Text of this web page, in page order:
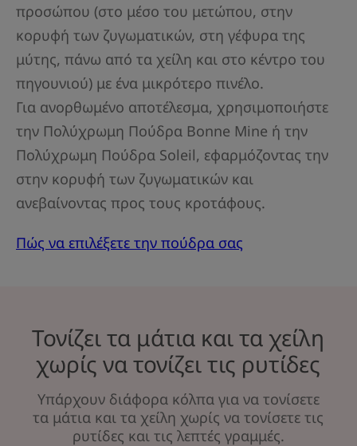
προσώπου (στο μέσο του μετώπου, στην
κορυφή των ζυγωματικών, στη γέφυρα της
μύτης, πάνω από τα χείλη και στο κέντρο του
πηγουνιού) με ένα μικρότερο πινέλο.
Για ανορθωμένο αποτέλεσμα, χρησιμοποιήστε
την Πολύχρωμη Πούδρα Bonne Mine ή την
Πολύχρωμη Πούδρα Soleil, εφαρμόζοντας την
στην κορυφή των ζυγωματικών και
ανεβαίνοντας προς τους κροτάφους.
Πώς να επιλέξετε την πούδρα σας
Τονίζει τα μάτια και τα χείλη
χωρίς να τονίζει τις ρυτίδες
Υπάρχουν διάφορα κόλπα για να τονίσετε
τα μάτια και τα χείλη χωρίς να τονίσετε τις
ρυτίδες και τις λεπτές γραμμές.